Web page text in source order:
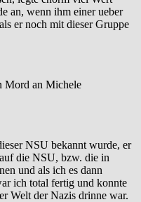
an, wenn ihm einer ueber
er noch mit dieser Gruppe
Mord an Michele
NSU bekannt wurde, er
die NSU, bzw. die in
und als ich es dann
ich total fertig und konnte
Welt der Nazis drinne war.